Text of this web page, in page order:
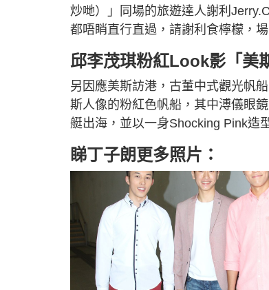
炒哋）」同場的旅遊達人謝利
都唔睄直行直過，請謝利食檸檬，場
邱李茂琪粉紅Look影「美
另因應美斯訪港，古董中式觀光帆
斯人像的粉紅色帆船，其中溥儀眼
艇出海，並以一身Shocking Pink造
睇丁子朗更多照片：